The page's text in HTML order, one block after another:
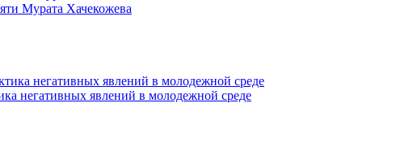
Мурата Хачекожева
негативных явлений в молодежной среде